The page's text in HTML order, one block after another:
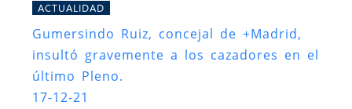
ACTUALIDAD
Gumersindo Ruiz, concejal de +Madrid,
insultó gravemente a los cazadores en el
último Pleno.
17-12-21